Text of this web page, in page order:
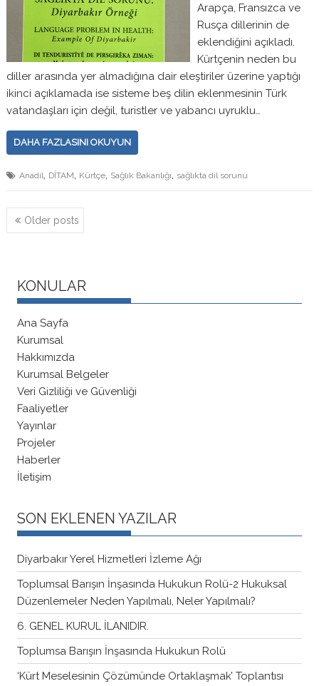
Arapça, Fransızca ve
Rusça dillerinin de
eklendiğini açıkladı.
Kürtçenin neden bu
diller arasında yer almadığına dair eleştiriler üzerine yaptığı
ikinci açıklamada ise sisteme beş dilin eklenmesinin Türk
vatandaşları için değil, turistler ve yabancı uyruklu…
DAHA FAZLASINI OKUYUN
Anadil, DİTAM, Kürtçe, Sağlık Bakanlığı, sağlıkta dil sorunu
Posts
navigation
Older posts
KONULAR
Ana Sayfa
Kurumsal
Hakkımızda
Kurumsal Belgeler
Veri Gizliliği ve Güvenliği
Faaliyetler
Yayınlar
Projeler
Haberler
İletişim
SON EKLENEN YAZILAR
Diyarbakır Yerel Hizmetleri İzleme Ağı
Toplumsal Barışın İnşasında Hukukun Rolü-2 Hukuksal
Düzenlemeler Neden Yapılmalı, Neler Yapılmalı?
6. GENEL KURUL İLANIDIR.
Toplumsa Barışın İnşasında Hukukun Rolü
‘Kürt Meselesinin Çözümünde Ortaklaşmak’ Toplantısı